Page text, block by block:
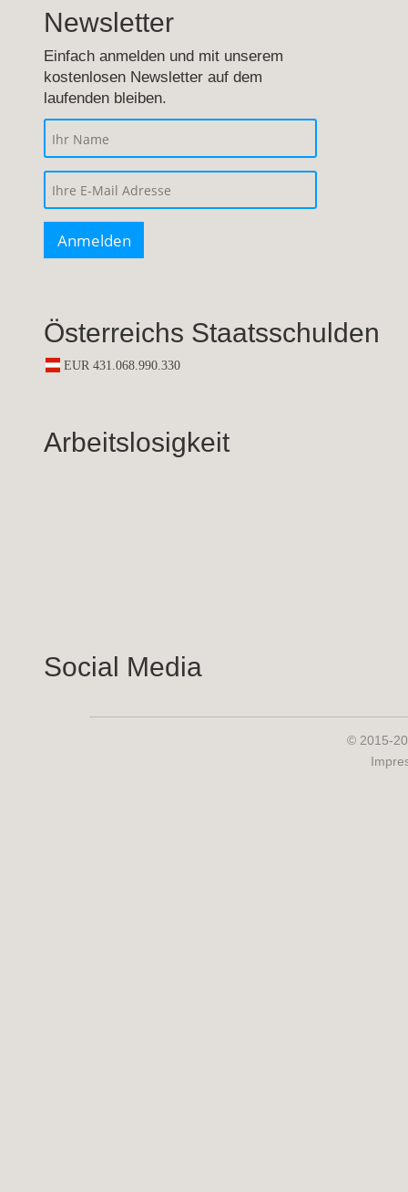
Newsletter
Einfach anmelden und mit unserem
kostenlosen Newsletter auf dem
laufenden bleiben.
Österreichs Staatsschulden
Arbeitslosigkeit
Social Media
© 2015-